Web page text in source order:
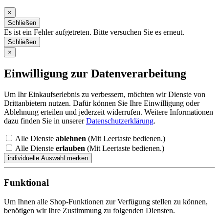
×
Schließen
Es ist ein Fehler aufgetreten. Bitte versuchen Sie es erneut.
Schließen
×
Einwilligung zur Datenverarbeitung
Um Ihr Einkaufserlebnis zu verbessern, möchten wir Dienste von
Drittanbietern nutzen. Dafür können Sie Ihre Einwilligung oder
Ablehnung erteilen und jederzeit widerrufen. Weitere Informationen
dazu finden Sie in unsererDatenschutzerklärung.
Alle Dienste ablehnen (Mit Leertaste bedienen.)
Alle Dienste erlauben (Mit Leertaste bedienen.)
Funktional
Um Ihnen alle Shop-Funktionen zur Verfügung stellen zu können,
benötigen wir Ihre Zustimmung zu folgenden Diensten.